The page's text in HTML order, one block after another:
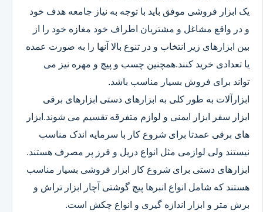
یک ابزار فروشی موفق باید با توجه به نیاز جامعه هدف خود
و در واقع مشاغل و مشتریان اطراف خود مغازه خود را از
بین ابزارهای زیر انتخاب و در تنوع بالا آنها را به صورت عمده
یا تعدادی خرید کنند.همچنین چسب و پیچ و مهره نیز می
تواند برای فروش بسیار مناسب باشد.
ابزارآلات به طور کلی به ابزارهای دستی ابزارهای برقی
ابزار سفر ابزار ایمنی و لوازم متفرقه تقسیم می شوند.ابزار
های برقی عمدتا برای شروع کار با سرمایه اندک مناسب
نیستند ولی لوازمی مثل انواع دریل و فرز پر مصرف هستند.
ابزارهای دستی برای شروع کار ابزار فروشی بسیار مناسب
هستند که شامل انواع انبرها پیچ گوشتی آچار ابزار تراش و
برش متر و ابزار اندازه گیری و انواع چکش است.